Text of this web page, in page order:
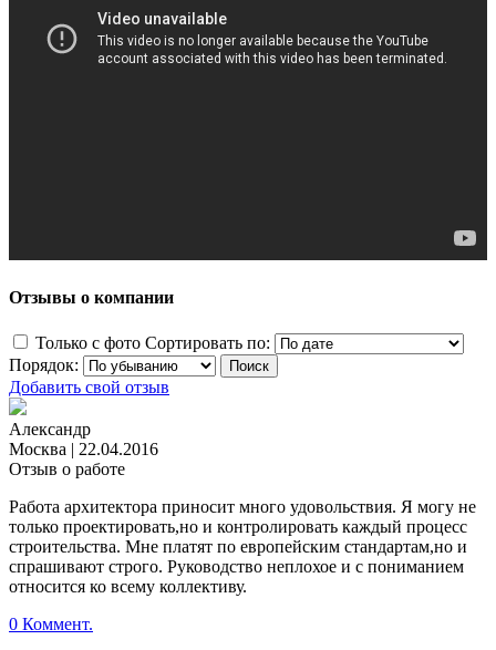
Отзывы о компании
Только с фото Сортировать по:
Порядок:
Добавить свой отзыв
Александр
Москва | 22.04.2016
Отзыв о работе
Работа архитектора приносит много удовольствия. Я могу не
только проектировать,но и контролировать каждый процесс
строительства. Мне платят по европейским стандартам,но и
спрашивают строго. Руководство неплохое и с пониманием
относится ко всему коллективу.
0 Коммент.